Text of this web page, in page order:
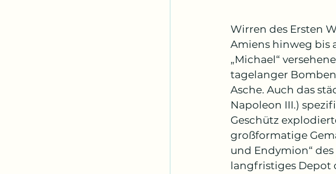
Wirren des Ersten
Amiens hinweg bis
„Michael“
tagelanger
Asche. Auch das
Napoleon III.)
Geschütz
großformatige
und Endymion“ des
langfristiges Depot